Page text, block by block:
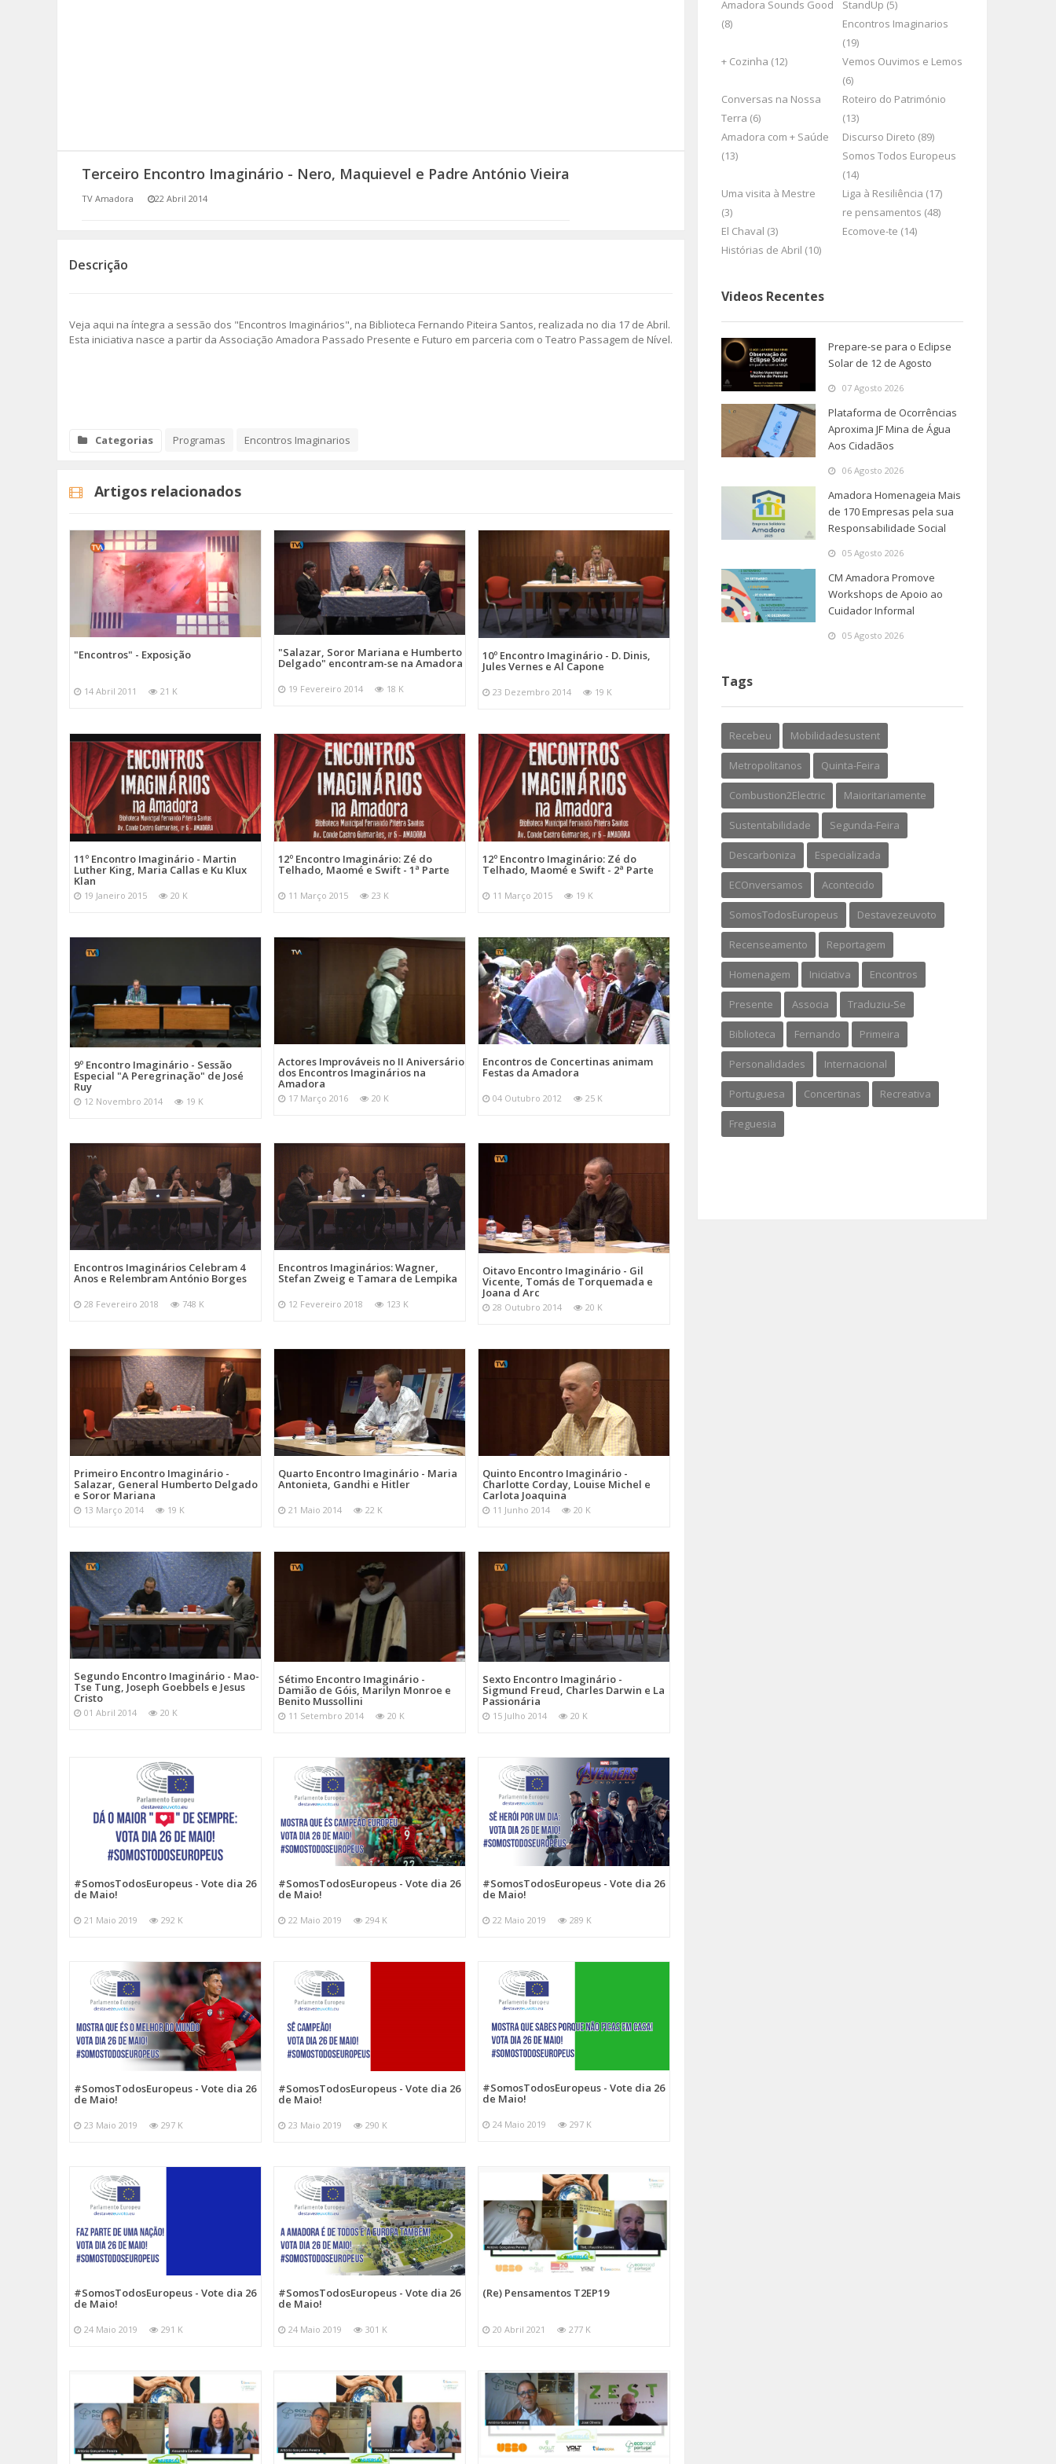
(RE) PENSAMENTOS
Terceiro Encontro Imaginário - Nero, Maquievel e Padre António Vieira
TV Amadora 22 Abril 2014
Descrição
Veja aqui na íntegra a sessão dos "Encontros Imaginários", na Biblioteca Fernando Piteira Santos, realizada no dia 17 de Abril.
Esta iniciativa nasce a partir da Associação Amadora Passado Presente e Futuro em parceria com o Teatro Passagem de Nível.
Categorias Programas Encontros Imaginarios
Artigos relacionados
"Encontros" - Exposição
14 Abril 2011 21 K
"Salazar, Soror Mariana e Humberto
Delgado" encontram-se na Amadora
19 Fevereiro 2014 18 K
10º Encontro Imaginário - D. Dinis,
Jules Vernes e Al Capone
23 Dezembro 2014 19 K
11º Encontro Imaginário - Martin
Luther King, Maria Callas e Ku Klux
Klan
19 Janeiro 2015 20 K
12º Encontro Imaginário: Zé do
Telhado, Maomé e Swift - 1ª Parte
11 Março 2015 23 K
12º Encontro Imaginário: Zé do
Telhado, Maomé e Swift - 2ª Parte
11 Março 2015 19 K
9º Encontro Imaginário - Sessão
Especial "A Peregrinação" de José
Ruy
12 Novembro 2014 19 K
Actores Improváveis no II Aniversário
dos Encontros Imaginários na
Amadora
17 Março 2016 20 K
Encontros de Concertinas animam
Festas da Amadora
04 Outubro 2012 25 K
Encontros Imaginários Celebram 4
Anos e Relembram António Borges
28 Fevereiro 2018 748 K
Encontros Imaginários: Wagner,
Stefan Zweig e Tamara de Lempika
12 Fevereiro 2018 123 K
Oitavo Encontro Imaginário - Gil
Vicente, Tomás de Torquemada e
Joana d Arc
28 Outubro 2014 20 K
Primeiro Encontro Imaginário -
Salazar, General Humberto Delgado
e Soror Mariana
13 Março 2014 19 K
Quarto Encontro Imaginário - Maria
Antonieta, Gandhi e Hitler
21 Maio 2014 22 K
Quinto Encontro Imaginário -
Charlotte Corday, Louise Michel e
Carlota Joaquina
11 Junho 2014 20 K
Segundo Encontro Imaginário - Mao-
Tse Tung, Joseph Goebbels e Jesus
Cristo
01 Abril 2014 20 K
Sétimo Encontro Imaginário -
Damião de Góis, Marilyn Monroe e
Benito Mussollini
11 Setembro 2014 20 K
Sexto Encontro Imaginário -
Sigmund Freud, Charles Darwin e La
Passionária
15 Julho 2014 20 K
#SomosTodosEuropeus - Vote dia 26
de Maio!
21 Maio 2019 292 K
#SomosTodosEuropeus - Vote dia 26
de Maio!
22 Maio 2019 294 K
#SomosTodosEuropeus - Vote dia 26
de Maio!
22 Maio 2019 289 K
#SomosTodosEuropeus - Vote dia 26
de Maio!
23 Maio 2019 297 K
#SomosTodosEuropeus - Vote dia 26
de Maio!
23 Maio 2019 290 K
#SomosTodosEuropeus - Vote dia 26
de Maio!
24 Maio 2019 297 K
#SomosTodosEuropeus - Vote dia 26
de Maio!
24 Maio 2019 291 K
#SomosTodosEuropeus - Vote dia 26
de Maio!
24 Maio 2019 301 K
(Re) Pensamentos T2EP19
20 Abril 2021 277 K
Amadora Sounds Good
(8)
StandUp (5)
Encontros Imaginarios
(19)
+ Cozinha (12)
Vemos Ouvimos e Lemos
(6)
Conversas na Nossa
Terra (6)
Roteiro do Património
(13)
Amadora com + Saúde
(13)
Discurso Direto (89)
Somos Todos Europeus
(14)
Uma visita à Mestre
(3)
Liga à Resiliência (17)
re pensamentos (48)
El Chaval (3)
Ecomove-te (14)
Histórias de Abril (10)
Videos Recentes
Prepare-se para o Eclipse
Solar de 12 de Agosto
07 Agosto 2026
Plataforma de Ocorrências
Aproxima JF Mina de Água
Aos Cidadãos
06 Agosto 2026
Amadora Homenageia Mais
de 170 Empresas pela sua
Responsabilidade Social
05 Agosto 2026
CM Amadora Promove
Workshops de Apoio ao
Cuidador Informal
05 Agosto 2026
Tags
Recebeu Mobilidadesustent
Metropolitanos Quinta-Feira
Combustion2Electric Maioritariamente
Sustentabilidade Segunda-Feira
Descarboniza Especializada
ECOnversamos Acontecido
SomosTodosEuropeus Destavezeuvoto
Recenseamento Reportagem
Homenagem Iniciativa Encontros
Presente Associa Traduziu-Se
Biblioteca Fernando Primeira
Personalidades Internacional
Portuguesa Concertinas Recreativa
Freguesia